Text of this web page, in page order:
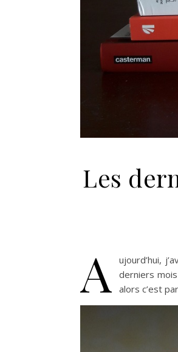
Les
A
ujourd’hui,
derniers
alors c’est